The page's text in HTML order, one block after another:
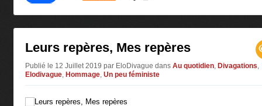
Leurs repères, Mes repères
Publié le 12 Juillet 2019 par EloDivague dans Au quotidien, Divagations,
Elodivague, Hommage, Un peu féministe